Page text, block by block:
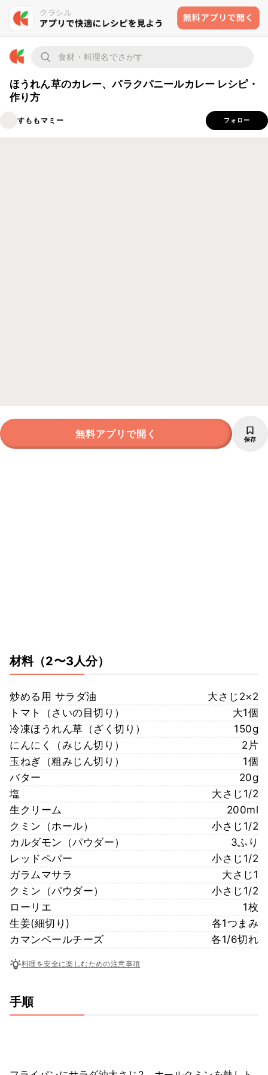
ほうれん草のカレー、パラクパニールカレー レシピ・
作り方
すももマミー フォロー
無料アプリで開く 保存
材料（2〜3人分）
炒める用 サラダ油
大さじ2×2
トマト（さいの目切り）
大1個
冷凍ほうれん草（ざく切り）
150g
にんにく（みじん切り）
2片
玉ねぎ（粗みじん切り）
1個
バター
20g
塩
大さじ1/2
生クリーム
200ml
クミン（ホール）
小さじ1/2
カルダモン（パウダー）
3ふり
レッドペパー
小さじ1/2
ガラムマサラ
大さじ1
クミン（パウダー）
小さじ1/2
ローリエ
1枚
生姜(細切り)
各1つまみ
カマンベールチーズ
各1/6切れ
料理を安全に楽しむための注意事項
手順